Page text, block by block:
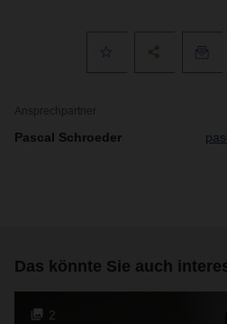
Ansprechpartner
Pascal Schroeder
Das könnte Sie auch
2